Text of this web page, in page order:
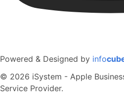
Powered & Designed by info
© 2026 iSystem - Apple
Service Provider.